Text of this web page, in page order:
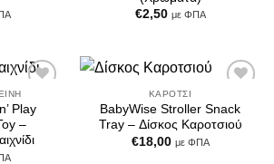
€2,50 με ΦΠΑ
Wishlist
Play
–
Wishlist
ΚΑΡΌΤΣΙ
BabyWise Stroller Snack
Tray – Δίσκος Καροτσιού
€18,00 με ΦΠΑ